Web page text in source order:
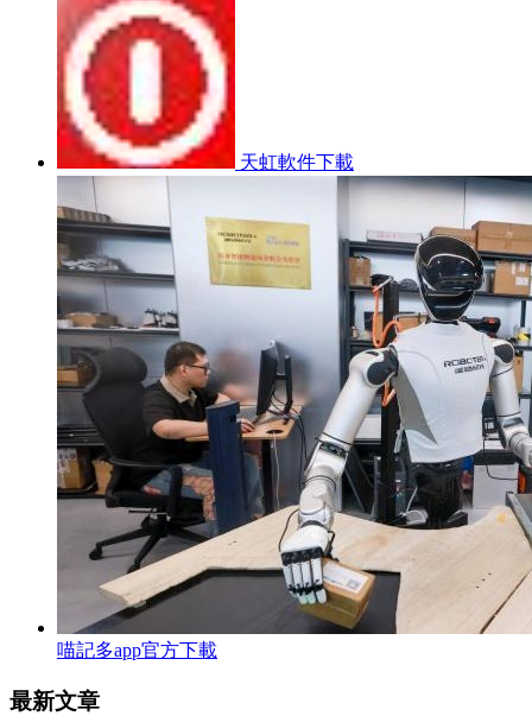
天虹軟件下載
喵記多app官方下載
最新文章